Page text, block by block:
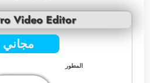
Video Editor
مجاني
المطور